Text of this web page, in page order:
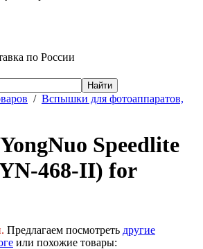
по России
/ Вспышки для фотоаппаратов,
Speedlite
468-II) for
Предлагаем посмотреть другие
или похожие товары: